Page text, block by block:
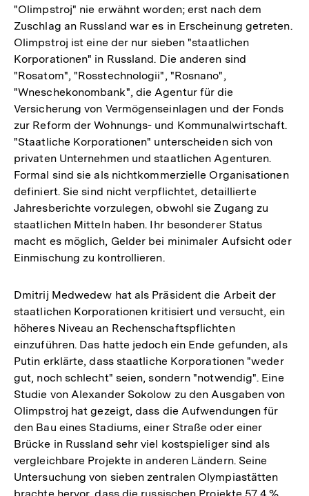
"Olimpstroj" nie erwähnt worden; erst nach dem
Zuschlag an Russland war es in Erscheinung getreten.
Olimpstroj ist eine der nur sieben "staatlichen
Korporationen" in Russland. Die anderen sind
"Rosatom", "Rosstechnologii", "Rosnano",
"Wneschekonombank", die Agentur für die
Versicherung von Vermögenseinlagen und der Fonds
zur Reform der Wohnungs- und Kommunalwirtschaft.
"Staatliche Korporationen" unterscheiden sich von
privaten Unternehmen und staatlichen Agenturen.
Formal sind sie als nichtkommerzielle Organisationen
definiert. Sie sind nicht verpflichtet, detaillierte
Jahresberichte vorzulegen, obwohl sie Zugang zu
staatlichen Mitteln haben. Ihr besonderer Status
macht es möglich, Gelder bei minimaler Aufsicht oder
Einmischung zu kontrollieren.
Dmitrij Medwedew hat als Präsident die Arbeit der
staatlichen Korporationen kritisiert und versucht, ein
höheres Niveau an Rechenschaftspflichten
einzuführen. Das hatte jedoch ein Ende gefunden, als
Putin erklärte, dass staatliche Korporationen "weder
gut, noch schlecht" seien, sondern "notwendig". Eine
Studie von Alexander Sokolow zu den Ausgaben von
Olimpstroj hat gezeigt, dass die Aufwendungen für
den Bau eines Stadiums, einer Straße oder einer
Brücke in Russland sehr viel kostspieliger sind als
vergleichbare Projekte in anderen Ländern. Seine
Untersuchung von sieben zentralen Olympiastätten